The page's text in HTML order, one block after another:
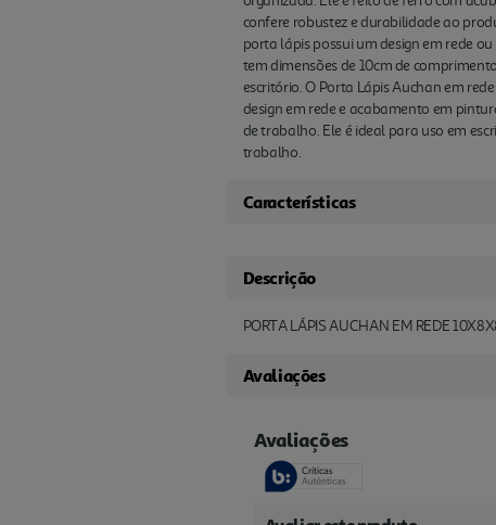
confere robustez e durabilidade ao
porta lápis possui um design em rede
tem dimensões de 10cm de
escritório. O Porta Lápis Auchan em
design em rede e acabamento em
de trabalho. Ele é ideal para uso em
trabalho.
Características
Descrição
PORTA LÁPIS AUCHAN EM REDE
Avaliações